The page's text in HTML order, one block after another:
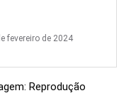
fevereiro de 2024
Reprodução